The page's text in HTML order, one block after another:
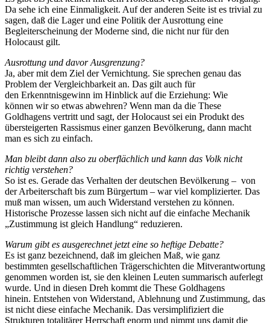
Da sehe ich eine Einmaligkeit. Auf der anderen Seite ist es trivial zu
sagen, daß die Lager und eine Politik der Ausrottung eine
Begleiterscheinung der Moderne sind, die nicht nur für den
Holocaust gilt.
Ausrottung und davor Ausgrenzung?
Ja, aber mit dem Ziel der Vernichtung. Sie sprechen genau das
Problem der Vergleichbarkeit an. Das gilt auch für
den Erkenntnisgewinn im Hinblick auf die Erziehung: Wie
können wir so etwas abwehren? Wenn man da die These
Goldhagens vertritt und sagt, der Holocaust sei ein Produkt des
übersteigerten Rassismus einer ganzen Bevölkerung, dann macht
man es sich zu einfach.
Man bleibt dann also zu oberflächlich und kann das Volk nicht
richtig verstehen?
So ist es. Gerade das Verhalten der deutschen Bevölkerung – von
der Arbeiterschaft bis zum Bürgertum – war viel komplizierter. Das
muß man wissen, um auch Widerstand verstehen zu können.
Historische Prozesse lassen sich nicht auf die einfache Mechanik
„Zustimmung ist gleich Handlung“ reduzieren.
Warum gibt es ausgerechnet jetzt eine so heftige Debatte?
Es ist ganz bezeichnend, daß im gleichen Maß, wie ganz
bestimmten gesellschaftlichen Trägerschichten die Mitverantwortung
genommen worden ist, sie den kleinen Leuten summarisch auferlegt
wurde. Und in diesen Dreh kommt die These Goldhagens
hinein. Entstehen von Widerstand, Ablehnung und Zustimmung, das
ist nicht diese einfache Mechanik. Das versimplifiziert die
Strukturen totalitärer Herrschaft enorm und nimmt uns damit die